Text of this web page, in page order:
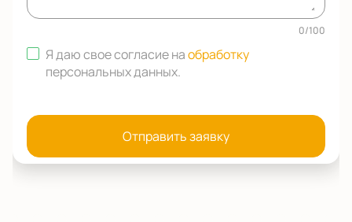
0/100
Я даю свое согласие наобработку
персональных данных.
Отправить заявку